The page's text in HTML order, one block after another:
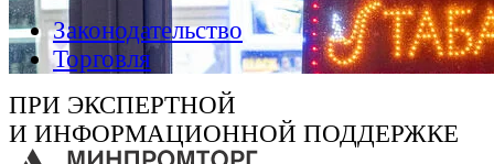
Законодательство
Торговля
ПРИ ЭКСПЕРТНОЙ
И ИНФОРМАЦИОННОЙ ПОДДЕРЖКЕ